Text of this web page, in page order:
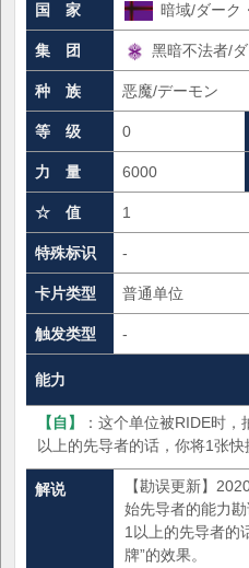
国 家 暗域/ダーク
集 团 黑暗不法者/
种 族 恶魔/デーモン
等 级 0
力 量 6000
☆ 值 1
特殊标识 -
卡片类型 普通单位
触发类型 -
能力
【自】
：这个单位被RIDE时
以上的先导者的话，你将1张快
解说
【勘误更新】
始先导者的能力
1以上的先导者的
牌”的效果。